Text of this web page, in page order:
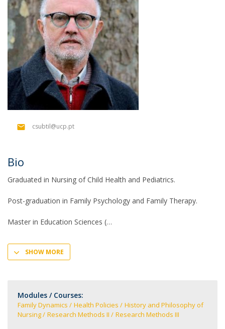
csubtil@ucp.pt
Bio
Graduated in Nursing of Child Health and Pediatrics.
Post-graduation in Family Psychology and Family Therapy.
Master in Education Sciences (
SHOW MORE
Modules / Courses:
Family Dynamics Health Policies
History and Philosophy of
Nursing
Research Methods II Research Methods III